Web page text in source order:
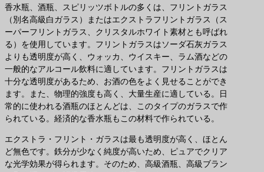
香水瓶、酒瓶、スピリッツボトルの多くは、フリントガラス
（別名高級白ガラス）またはエクストラフリントガラス（ス
ーパーフリントガラス、クリスタルホワイト素材とも呼ばれ
る）を使用しています。フリントガラスはソーダ石灰ガラス
よりも透明度が高く、ウォッカ、ウイスキー、ラム酒などの
一般的なアルコール飲料に適しています。フリントガラスは
十分な透明度があるため、お酒の色をよく見せることができ
ます。また、物理的強度も高く、大量生産に適している。日
常的に使われる酒瓶のほとんどは、このタイプのガラスで作
られている。経済的な香水瓶もこの材料で作られている。
エクストラ・フリント・ガラスは最も透明度が高く、ほとん
ど無色です。鉄分が少なく純度が高いため、ピュアでクリア
な光学効果が得られます。そのため、高級酒瓶、高級ブラン